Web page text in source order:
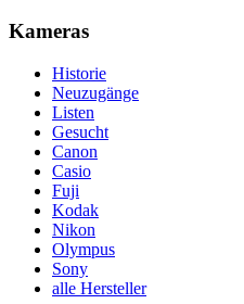
Kameras
Historie
Neuzugänge
Listen
Gesucht
Canon
Casio
Fuji
Kodak
Nikon
Olympus
Sony
alle Hersteller